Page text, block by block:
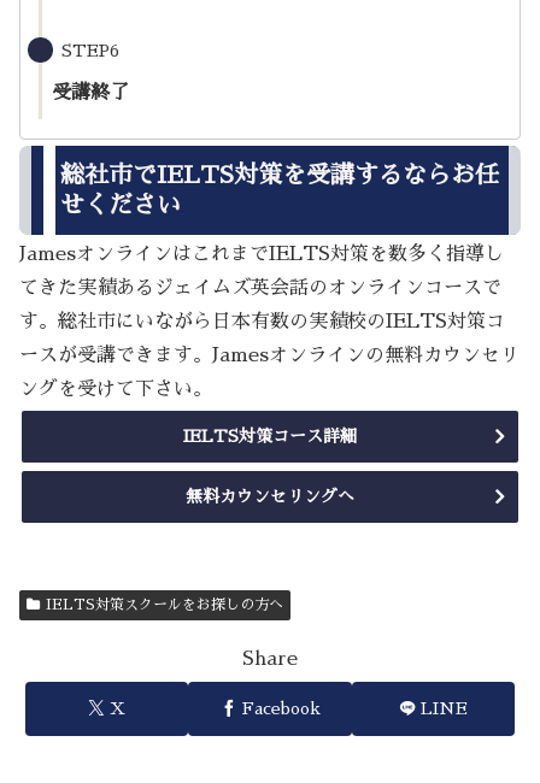
STEP6
受講終了
総社市でIELTS対策を受講するならお任
せください
JamesオンラインはこれまでIELTS対策を数多く指導し
てきた実績あるジェイムズ英会話のオンラインコースで
す。総社市にいながら日本有数の実績校のIELTS対策コ
ースが受講できます。Jamesオンラインの無料カウンセリ
ングを受けて下さい。
IELTS対策コース詳細
無料カウンセリングへ
IELTS対策スクールをお探しの方へ
Share
X Facebook LINE